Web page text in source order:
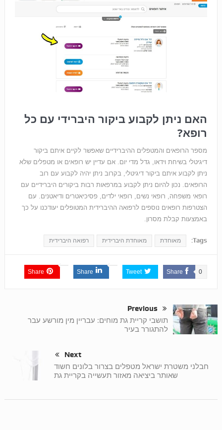
האם ניתן לקבוע ביקור היברידי עם כל
רופא?
מספר הרופאים והמטפלים ההיברידיים שאפשר לקיים איתם ביקור
דיגיטלי בשיחת וידאו, גדל מדי יום. אם עדיין יש רופאים או מטפלים שלא
ניתן לקבוע איתם ביקור דיגיטלי, בקרוב ניתן יהיה לקבוע עם רוב
הרופאים. נכון להיום ניתן לקבוע במרפאות רבות ביקורים היברידיים עם
רופאי משפחה, רופאי נשים, רופאי ילדים, פסיכיאטרים ודיאטנים. עם
הצטרפות רופאים נוספים לרפואה ההיברידית המטופלים יעודכנו על כך
באמצעות קבלת מסרון.
Tags: מאוחדת מאוחדת היברידית רפואה היברידית
Share 0
Tweet
Share
Share
Previous
תושבי קריית גת מוחים: עבריין מין מורשע עבר
להתגורר בעיר
Next
חבלני משטרת ישראל מטפלים בצרור בלונים חשוד
שאותר ביציאה מאזור תעשייה בקריית גת